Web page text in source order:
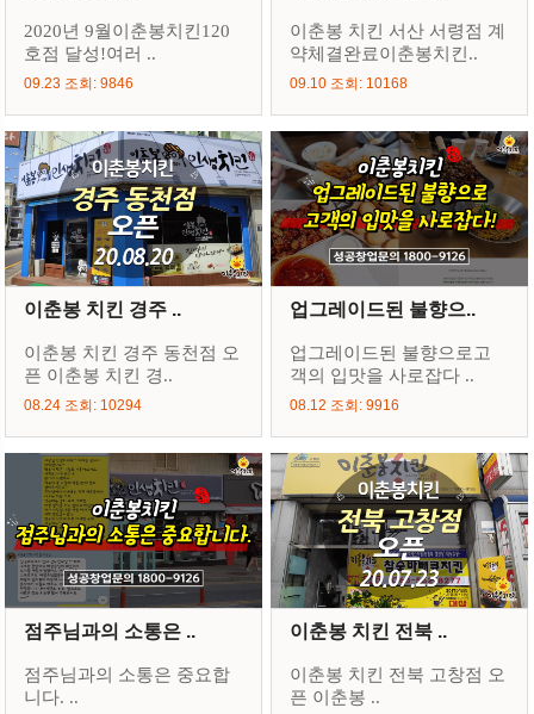
2020년 9월이춘봉치킨120
호점 달성!여러 ..
09.23 조회: 9846
이춘봉 치킨 서산 서령점 계
약체결완료이춘봉치킨..
09.10 조회: 10168
이춘봉 치킨 경주 ..
이춘봉 치킨 경주 동천점 오
픈 이춘봉 치킨 경..
08.24 조회: 10294
업그레이드된 불향으..
업그레이드된 불향으로고
객의 입맛을 사로잡다 ..
08.12 조회: 9916
점주님과의 소통은 ..
점주님과의 소통은 중요합
니다. ..
이춘봉 치킨 전북 ..
이춘봉 치킨 전북 고창점 오
픈 이춘봉 ..